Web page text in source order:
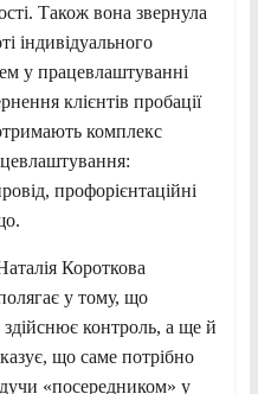
Також вона звернула
індивідуального
у працевлаштуванні
клієнтів пробації
комплекс
профорієнтаційні
Короткова
у тому, що
здійснює контроль, а ще й
що саме потрібно
«посередником» у